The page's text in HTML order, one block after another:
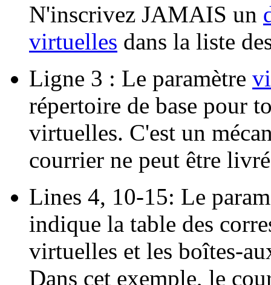
N'inscrivez JAMAIS un
virtuelles dans la liste
Ligne 3 : Le paramètre
répertoire de base pour
virtuelles. C'est un
courrier ne peut être
Lines 4, 10-15: Le
indique la table des
virtuelles et les boîtes-
Dans cet exemple, le